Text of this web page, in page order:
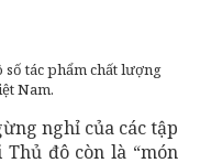
tác phẩm chất lượng
Nam.
nghỉ của các tập
đô còn là “món